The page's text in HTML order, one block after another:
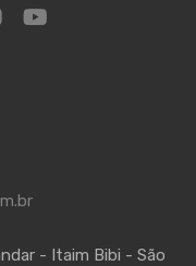
- Itaim Bibi - São